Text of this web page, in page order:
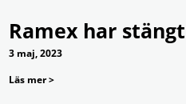
Ramex har
3 maj, 2023
Läs mer >